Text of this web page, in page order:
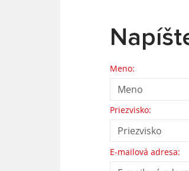
Meno:
Priezvisko:
E-mailová adresa: